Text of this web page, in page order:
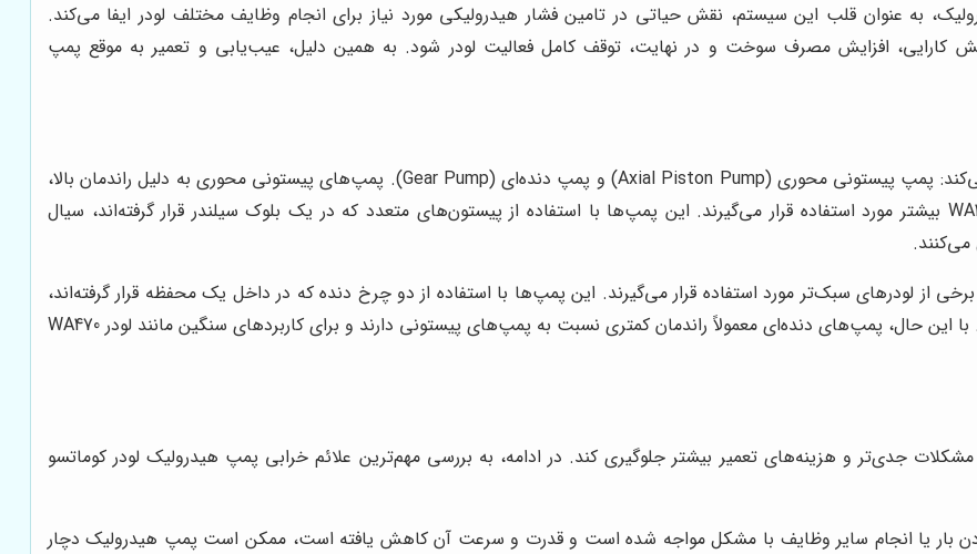
به عنوان قلب این سیستم، نقش حیاتی در تامین فشار هیدرولیکی مورد نیاز برای انجام وظایف مختلف لودر ایفا می‌کند.
کارایی، افزایش مصرف سوخت و در نهایت، توقف کامل فعالیت لودر شود. به همین دلیل، عیب‌یابی و تعمیر به موقع پمپ
لودر کوماتسو WA470 معمولاً از دو نوع پمپ هیدرولیک استفاده می‌کند: پمپ پیستونی محوری (Axial Piston Pump) و پمپ دنده‌ای (Gear Pump). پمپ‌های پیستونی محوری به دلیل راندمان بالا،
قابلیت اطمینان و طول عمر بیشتر، در لودرهای سنگین مانند WA470 بیشتر مورد استفاده قرار می‌گیرند. این پمپ‌ها با استفاده از پیستون‌های متعدد که در یک بلوک سیلندر قرار گرفته‌اند، سیال
می‌کنند.
از لودرهای سبک‌تر مورد استفاده قرار می‌گیرند. این پمپ‌ها با استفاده از دو چرخ دنده که در داخل یک محفظه قرار گرفته‌اند،
سیال هیدرولیک را مکش کرده و با فشار به سیستم منتقل می‌کنند. با این حال، پمپ‌های دنده‌ای معمولاً راندمان کمتری نسبت به پمپ‌های پیستونی دارند و برای کاربردهای سنگین مانند لودر WA470
جدی‌تر و هزینه‌های تعمیر بیشتر جلوگیری کند. در ادامه، به بررسی مهم‌ترین علائم خرابی پمپ هیدرولیک لودر کوماتسو
کردن بار یا انجام سایر وظایف با مشکل مواجه شده است و قدرت و سرعت آن کاهش یافته است، ممکن است پمپ هیدرولیک دچار